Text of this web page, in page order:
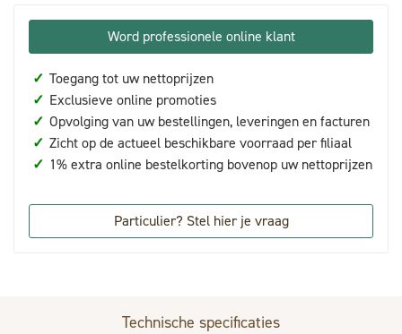
Word professionele online klant
✓ Toegang tot uw nettoprijzen
✓ Exclusieve online promoties
✓ Opvolging van uw bestellingen, leveringen en facturen
✓ Zicht op de actueel beschikbare voorraad per filiaal
✓ 1% extra online bestelkorting bovenop uw nettoprijzen
Particulier? Stel hier je vraag
Technische specificaties